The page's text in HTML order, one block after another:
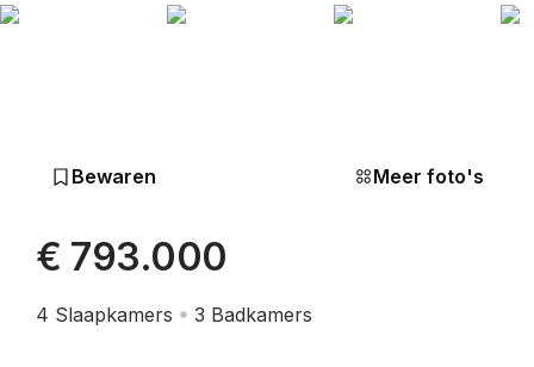
Bewaren Meer foto's
€ 793.000
4 Slaapkamers 3 Badkamers